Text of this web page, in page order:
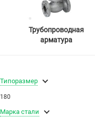
Трубопроводная
арматура
Типоразмер
180
Марка стали